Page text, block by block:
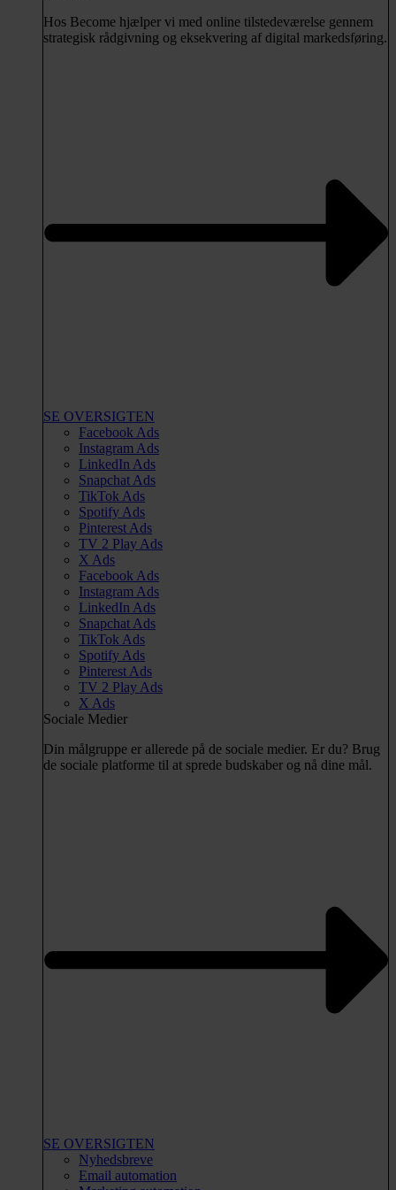
Hos Become hjælper vi med online tilstedeværelse gennem
strategisk rådgivning og eksekvering af digital markedsføring.
SE OVERSIGTEN
Facebook Ads
Instagram Ads
LinkedIn Ads
Snapchat Ads
TikTok Ads
Spotify Ads
Pinterest Ads
TV 2 Play Ads
X Ads
Facebook Ads
Instagram Ads
LinkedIn Ads
Snapchat Ads
TikTok Ads
Spotify Ads
Pinterest Ads
TV 2 Play Ads
X Ads
Sociale Medier
Din målgruppe er allerede på de sociale medier. Er du? Brug
de sociale platforme til at sprede budskaber og nå dine mål.
SE OVERSIGTEN
Nyhedsbreve
Email automation